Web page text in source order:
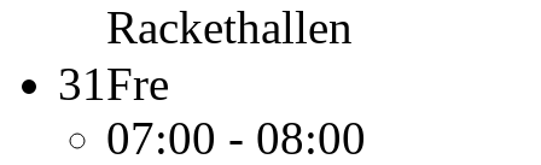
Rackethallen
31Fre
07:00 - 08:00